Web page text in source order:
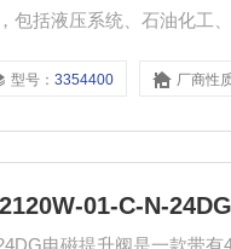
包括液压系统、石油化工
型号：3354400 厂商性
01-C-N-
电磁提升阀是一款带